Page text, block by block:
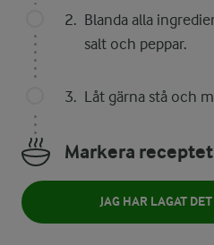
Blanda alla
salt och peppar.
Låt gärna stå och
Markera
JAG HAR LAGAT